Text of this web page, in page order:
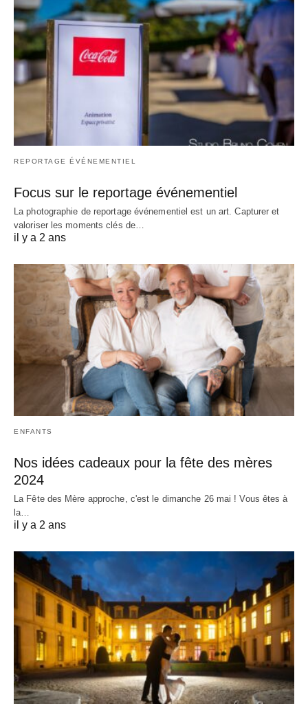
REPORTAGE ÉVÉNEMENTIEL
Focus sur le reportage événementiel
La photographie de reportage événementiel est un art. Capturer et
valoriser les moments clés de…
il y a 2 ans
ENFANTS
Nos idées cadeaux pour la fête des mères
2024
La Fête des Mère approche, c'est le dimanche 26 mai ! Vous êtes à
la…
il y a 2 ans